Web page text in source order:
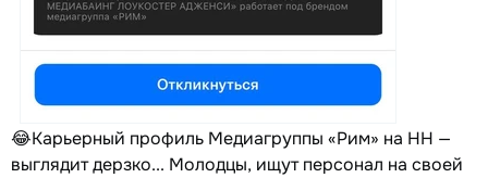
😂Карьерный профиль Медиагруппы «Рим» на НН —
выглядит дерзко... Молодцы, ищут персонал на своей